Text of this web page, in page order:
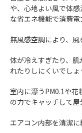
や、心地よい風で体
な省エネ機能で消費電
無風感空調により、風
体が冷えすぎたり、
れたりしにくいでしょ
室内に漂うPM0.1や
の力でキャッチして屋
エアコン内部を清潔に